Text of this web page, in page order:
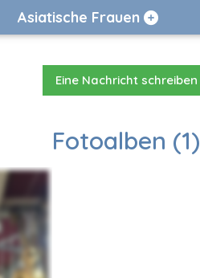
Asiatische Frauen
Eine Nachricht schreiben
Fotoalben (1)